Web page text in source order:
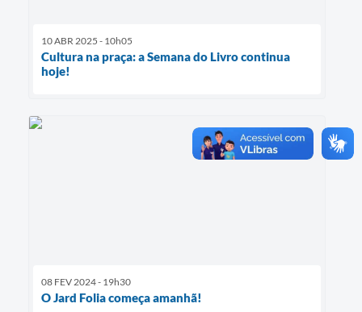
10 ABR 2025 - 10h05
Cultura na praça: a Semana do Livro continua
hoje!
08 FEV 2024 - 19h30
O Jard Folia começa amanhã!